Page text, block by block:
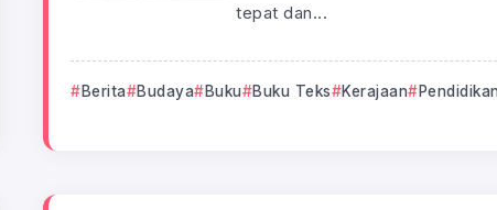
tepat dan...
Berita Budaya Buku Buku Teks Kerajaan